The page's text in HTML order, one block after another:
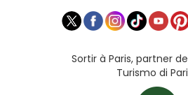
Sortir à Paris, partner
Turismo di